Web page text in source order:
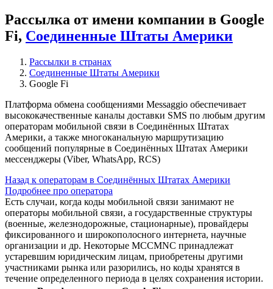
Рассылка от имени компании в Google
Fi, Соединенные Штаты Америки
Рассылки в странах
Соединенные Штаты Америки
Google Fi
Платформа обмена сообщениями Messaggio обеспечивает
высококачественные каналы доставки SMS по любым другим
операторам мобильной связи в Соединённых Штатах
Америки, а также многоканальную маршрутизацию
сообщений популярные в Соединённых Штатах Америки
мессенджеры (Viber, WhatsApp, RCS)
Назад к операторам в Соединённых Штатах Америки
Подробнее про оператора
Есть случаи, когда коды мобильной связи занимают не
операторы мобильной связи, а государственные структуры
(военные, железнодорожные, стационарные), провайдеры
фиксированного и широкополосного интернета, научные
организации и др. Некоторые MCCMNC принадлежат
устаревшим юридическим лицам, приобретены другими
участниками рынка или разорились, но коды хранятся в
течение определенного периода в целях сохранения истории.